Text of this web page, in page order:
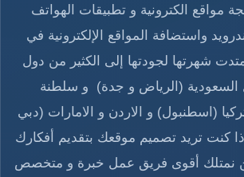
مواقع الكترونية و تطبيقات الهواتف
واستضافة المواقع الإلكترونية في
شهرتها لجودتها إلى الكثير من دول
السعودية (الرياض و جدة) و سلطنة
(اسطنبول) و الاردن و الامارات (دبي
كنت تريد تصميم موقعك بتقديم أفكارك
نمتلك أقوى فريق عمل خبرة و متخصص